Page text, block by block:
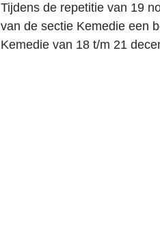
Tijdens de repetitie van 19
van de sectie Kemedie een
Kemedie van 18 t/m 21